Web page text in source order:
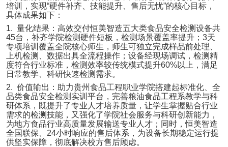
培训，实现“硬件补齐、技能提升、售后无忧”的核心目标，
具体成果如下：
1. 量化结果：高效交付恒美智造五大类食品安全检测设备共
45台，补齐学院检测硬件短板，检测场景覆盖率提升； 3天
专项培训覆盖全院核心师生，师生可独立完成样品前处理、
上机检测、数据出具全流程操作；设备经现场调试，检测精
度符合行业标准，检测效率较传统模式提升60%以上，满足
日常教学、科研快速检测需求。
2. 价值输出：助力贵州食品工程职业学院搭建起标准化、全
品类食品安全检测实训平台，完善粮油食品工程系教学与科
研体系，既提升了专业人才培养质量，让学生掌握贴合行业
需求的检测技能，又强化了学院社会服务与科研创新能力，
为地方食品行业高质量发展输送专业人才；同时，恒美智造
全国联保、 24小时响应的售后体系，为设备长期稳定运行提
供坚实保障，彻底解决校方售后顾虑。